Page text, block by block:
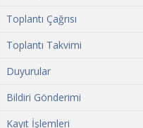
Toplantı Çağrısı
Toplantı Takvimi
Duyurular
Bildiri Gönderimi
Kayıt İşlemleri